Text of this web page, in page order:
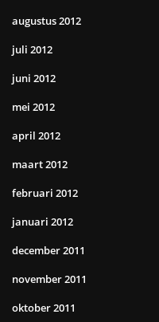
augustus 2012
juli 2012
juni 2012
mei 2012
april 2012
maart 2012
februari 2012
januari 2012
december 2011
november 2011
oktober 2011